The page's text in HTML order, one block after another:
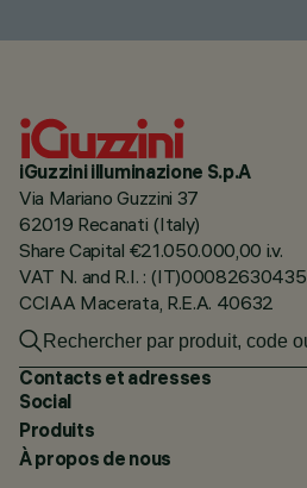
iGuzzini illuminazione S.p.A
Via Mariano Guzzini 37
62019 Recanati (Italy)
Share Capital €21.050.000,00 i.v.
VAT N. and R.I. : (IT)00082630435
CCIAA Macerata, R.E.A. 40632
Contacts et adresses
Social
Produits
À propos de nous